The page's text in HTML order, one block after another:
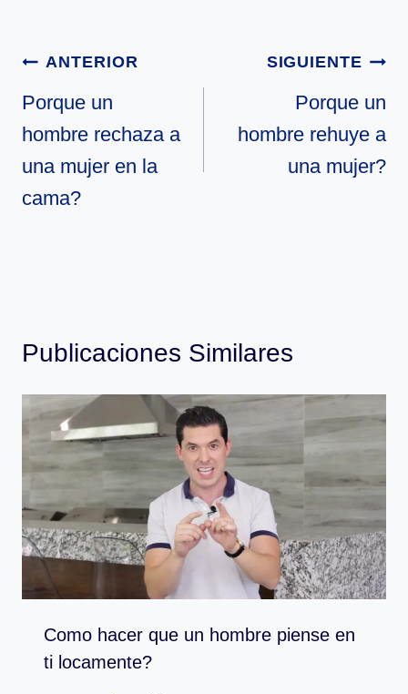
Navegación
de
entradas
ANTERIOR
Porque un
hombre rechaza a
una mujer en la
cama?
SIGUIENTE
Porque un
hombre rehuye a
una mujer?
Publicaciones Similares
Como hacer que un hombre piense en
ti locamente?